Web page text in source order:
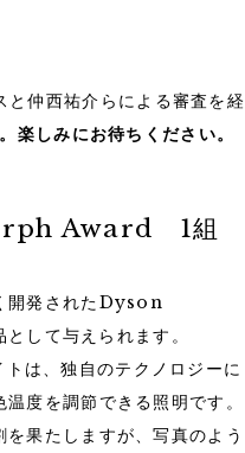
仲西祐介らによる審査を経
楽しみにお待ちください。
Award 1組
開発されたDyson
て与えられます。
、独自のテクノロジーに
度を調節できる照明です。
果たしますが、写真のよう